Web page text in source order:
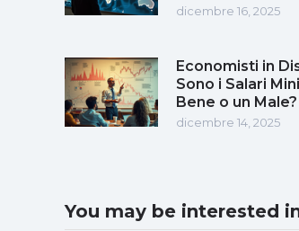
dicembre 16, 2025
Economisti in
Sono i Salari
Bene o un Male?
dicembre 14, 2025
You may be interested